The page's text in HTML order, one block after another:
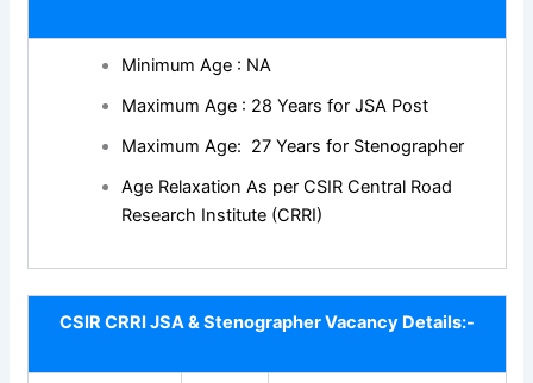
Minimum Age : NA
Maximum Age : 28 Years for JSA Post
Maximum Age: 27 Years for Stenographer
Age Relaxation As per CSIR Central Road
Research Institute (CRRI)
CSIR CRRI JSA & Stenographer Vacancy Details:-